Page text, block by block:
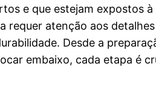
e que estejam expostos à
requer atenção aos
Desde a
embaixo, cada etapa é